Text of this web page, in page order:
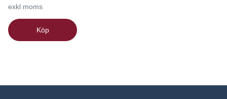
exkl moms
Köp